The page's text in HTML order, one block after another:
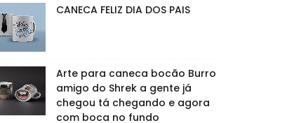
CANECA FELIZ DIA DOS PAIS
Arte para caneca bocão Burro
amigo do Shrek a gente já
chegou tá chegando e agora
com boca no fundo